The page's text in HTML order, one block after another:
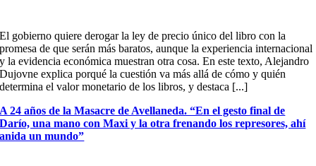
El gobierno quiere derogar la ley de precio único del libro con la
promesa de que serán más baratos, aunque la experiencia internacional
y la evidencia económica muestran otra cosa. En este texto, Alejandro
Dujovne explica porqué la cuestión va más allá de cómo y quién
determina el valor monetario de los libros, y destaca [...]
A 24 años de la Masacre de Avellaneda. “En el gesto final de
Darío, una mano con Maxi y la otra frenando los represores, ahí
anida un mundo”